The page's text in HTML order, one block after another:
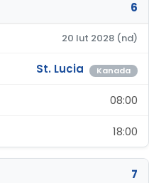
6
20 lut 2028 (nd)
St. Lucia Kanada
08:00
18:00
7